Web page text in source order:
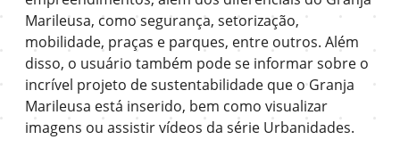
Marileusa, como segurança, setorização,
mobilidade, praças e parques, entre outros. Além
disso, o usuário também pode se informar sobre o
incrível projeto de sustentabilidade que o Granja
Marileusa está inserido, bem como visualizar
imagens ou assistir vídeos da série Urbanidades.